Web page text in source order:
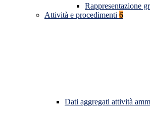
Rappresentazione
Attività e procedimenti 6
Dati aggregati attività